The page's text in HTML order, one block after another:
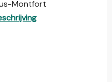
Montfort